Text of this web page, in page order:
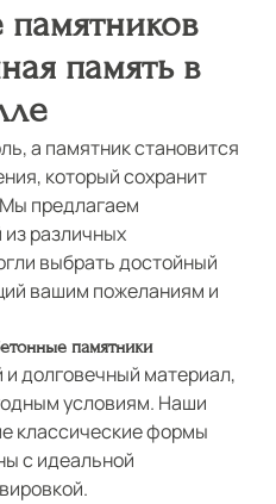
памятников
память в
а памятник становится
который сохранит
предлагаем
из различных
выбрать достойный
вашим пожеланиям и
памятники
долговечный материал,
условиям. Наши
классические формы
с идеальной